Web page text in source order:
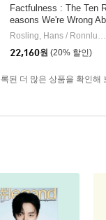
Factfulness : The Ten
easons We're Wrong Ab
out the World
Rosling, Hans / Ronnlund, Anna Rosling / Rosling, Ola
22,160원 (20% 할인)
된 더 많은 상품을 확인해